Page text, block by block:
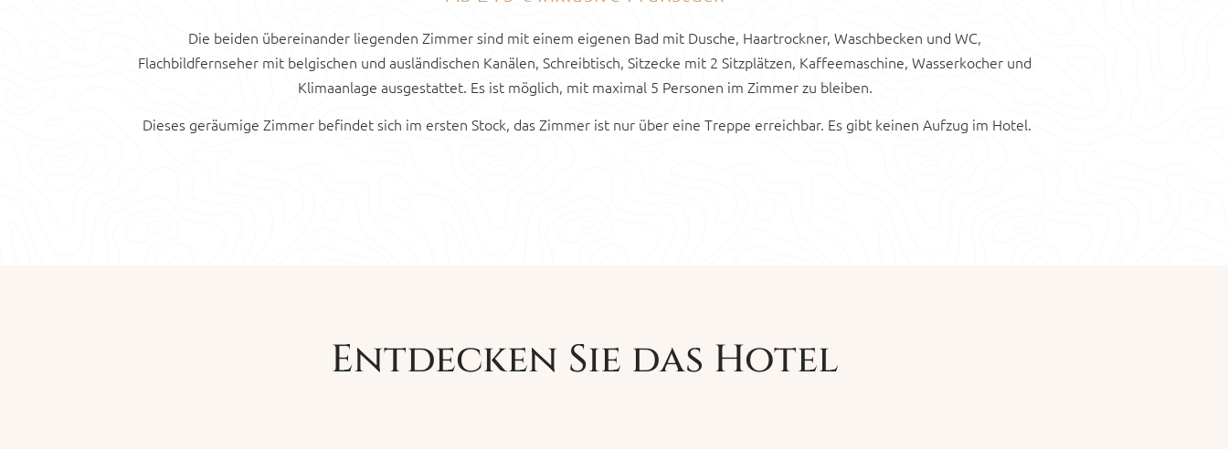
Die beiden übereinander liegenden Zimmer sind mit einem eigenen Bad mit Dusche, Haartrockner, Waschbecken und WC,
Flachbildfernseher mit belgischen und ausländischen Kanälen, Schreibtisch, Sitzecke mit 2 Sitzplätzen, Kaffeemaschine, Wasserkocher und
Klimaanlage ausgestattet. Es ist möglich, mit maximal 5 Personen im Zimmer zu bleiben.
Dieses geräumige Zimmer befindet sich im ersten Stock, das Zimmer ist nur über eine Treppe erreichbar. Es gibt keinen Aufzug im Hotel.
Entdecken Sie das Hotel